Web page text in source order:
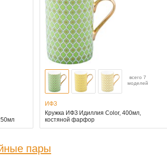
всего 7
моделей
ИФЗ
Кружка ИФЗ Идиллия Color, 400мл,
костяной фарфор
пары